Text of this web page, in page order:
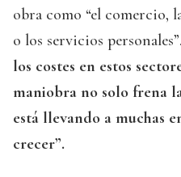
obra como “el comercio,
o los servicios personales”.
los costes en estos
maniobra no solo frena
está llevando a muchas
crecer”.